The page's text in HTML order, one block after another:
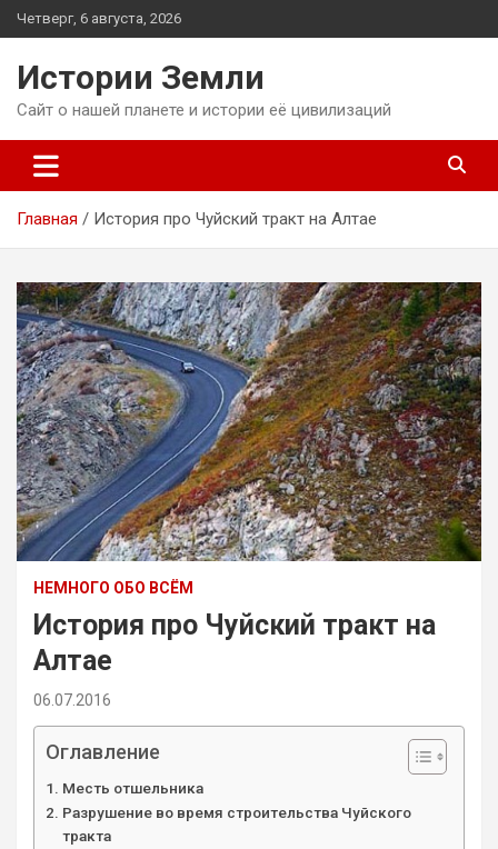
Перейти
к
Четверг, 6 августа, 2026
Истории Земли
Сайт о нашей планете и истории её цивилизаций
Главная История про Чуйский тракт на Алтае
НЕМНОГО ОБО ВСЁМ
История про Чуйский тракт на
Алтае
06.07.2016
Оглавление
Месть отшельника
Разрушение во время строительства Чуйского
тракта